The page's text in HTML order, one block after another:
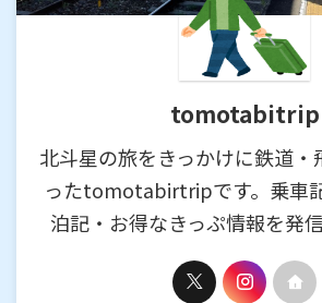
tomotabitrip
北斗星の旅をきっかけに鉄道・
ったtomotabirtripです。乗車
泊記・お得なきっぷ情報を発信